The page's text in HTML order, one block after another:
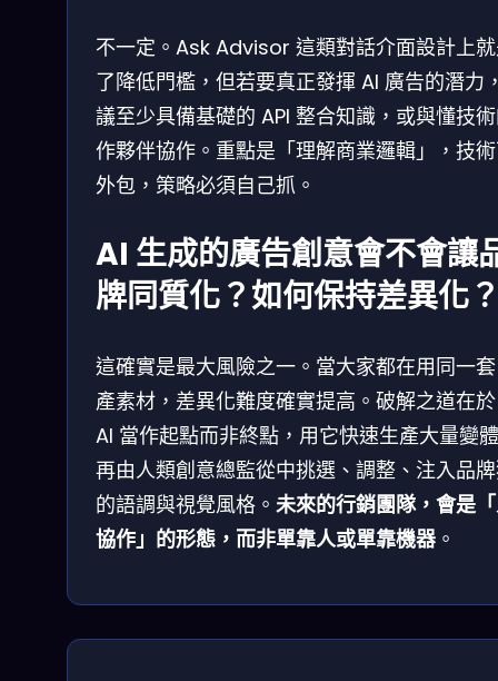
不一定。Ask Advisor 這類對話介面設計上
了降低門檻，但若要真正發揮 AI 廣告的潛力
議至少具備基礎的 API 整合知識，或與懂技
作夥伴協作。重點是「理解商業邏輯」，技
外包，策略必須自己抓。
AI 生成的廣告創意會不會讓
牌同質化？如何保持差異化
這確實是最大風險之一。當大家都在用同一
產素材，差異化難度確實提高。破解之道在
AI 當作起點而非終點，用它快速生產大量變
再由人類創意總監從中挑選、調整、注入品
的語調與視覺風格。 未來的行銷團隊，會是
協作」的形態，而非單靠人或單靠機器 。